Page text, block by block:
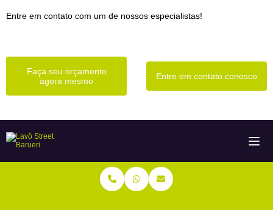
Entre em contato com um de nossos especialistas!
Faça seu orçamento
agora mesmo
Entre em contato conosco